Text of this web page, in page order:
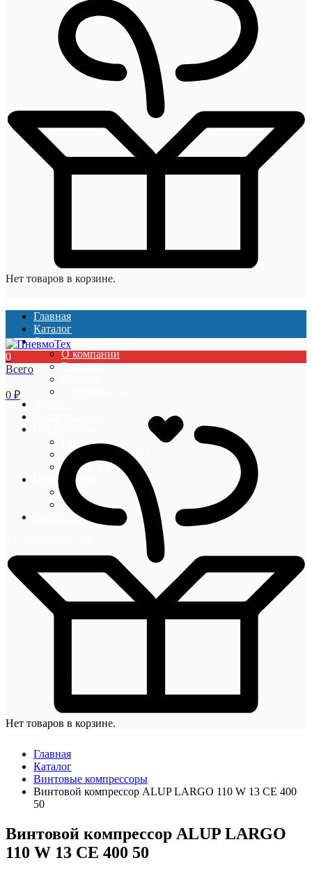
Нет товаров в корзине.
Главная
Каталог
О компании
О компании
Вакансии
Гарантии
Оплата и доставка
Акции и скидки
Информация
Блог
Новости
Контакты
0
Всего
0 ₽
Нет товаров в корзине.
Главная
Каталог
Винтовые компрессоры
Винтовой компрессор ALUP LARGO 110 W 13 CE 400
50
Винтовой компрессор ALUP LARGO
110 W 13 CE 400 50